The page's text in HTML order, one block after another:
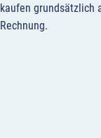
kaufen grundsätzlich
Rechnung.